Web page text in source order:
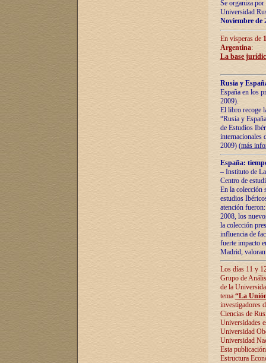
Se organiza
Universidad
Noviembre de
En vísperas de
Argentina:
La base
Rusia y
España en los
2009).
El libro recoge
“Rusia y
de Estudios
internacionales
2009) (más
España:
– Instituto de
Centro de
En la colección
estudios
atención
2008, los
la colección
influencia de
fuerte impacto
Madrid,
Los días 11 y
Grupo de
de la
tema “La
investigadores
Ciencias de
Universidades
Universidad
Universidad
Esta
Estructura